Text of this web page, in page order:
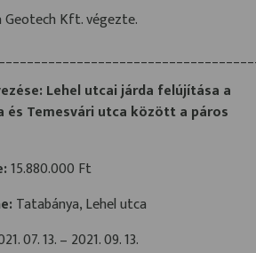
Kft. végezte.
Lehel utcai járda felújítása a
és Temesvári utca között a páros
15.880.000 Ft
Tatabánya, Lehel utca
07. 13. – 2021. 09. 13.